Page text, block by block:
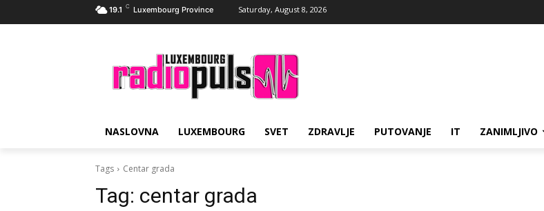
19.1 C Luxembourg Province Saturday, August 8, 2026
NASLOVNA LUXEMBOURG SVET ZDRAVLJE PUTOVANJE IT ZANIMLJIVO
Tags Centar grada
Tag: centar grada